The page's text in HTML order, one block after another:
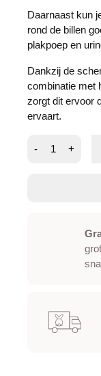
Daarnaast kun
rond de billen
plakpoep en
Dankzij de
combinatie met
zorgt dit ervoor
ervaart.
-
aantal
+